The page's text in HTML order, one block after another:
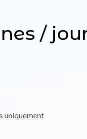
/
uniquement